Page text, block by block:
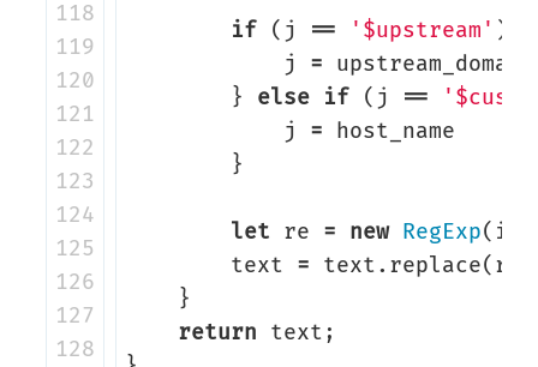
118
119
120
121
122
123
124
125
126
127
128
if ( j == '$upstream' )
j
=
upstream_domain
}
else if ( j ==
j
=
host_name
}
let re = new RegExp( i
text
= text. replace( re
}
return
text ;